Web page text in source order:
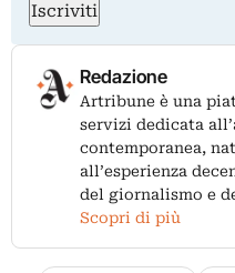
Iscriviti
Redazione
Artribune è una
servizi dedicata
contemporanea,
all’esperienza
del giornalismo e
Scopri di più